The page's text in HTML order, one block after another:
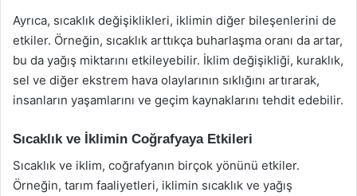
Ayrıca, sıcaklık değişiklikleri, iklimin diğer bileşenlerini de
etkiler. Örneğin, sıcaklık arttıkça buharlaşma oranı da artar,
bu da yağış miktarını etkileyebilir. İklim değişikliği, kuraklık,
sel ve diğer ekstrem hava olaylarının sıklığını artırarak,
insanların yaşamlarını ve geçim kaynaklarını tehdit edebilir.
Sıcaklık ve İklimin Coğrafyaya Etkileri
Sıcaklık ve iklim, coğrafyanın birçok yönünü etkiler.
Örneğin, tarım faaliyetleri, iklimin sıcaklık ve yağış